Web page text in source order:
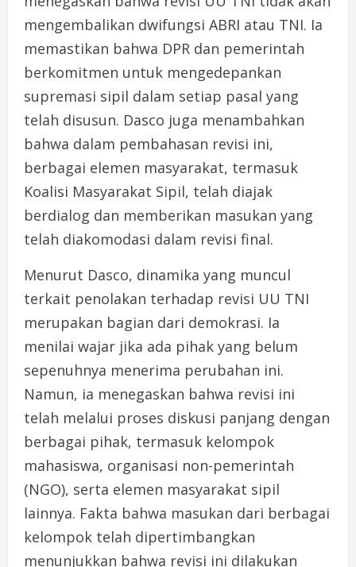
mengembalikan dwifungsi ABRI atau TNI. Ia
memastikan bahwa DPR dan pemerintah
berkomitmen untuk mengedepankan
supremasi sipil dalam setiap pasal yang
telah disusun. Dasco juga menambahkan
bahwa dalam pembahasan revisi ini,
berbagai elemen masyarakat, termasuk
Koalisi Masyarakat Sipil, telah diajak
berdialog dan memberikan masukan yang
telah diakomodasi dalam revisi final.
Menurut Dasco, dinamika yang muncul
terkait penolakan terhadap revisi UU TNI
merupakan bagian dari demokrasi. Ia
menilai wajar jika ada pihak yang belum
sepenuhnya menerima perubahan ini.
Namun, ia menegaskan bahwa revisi ini
telah melalui proses diskusi panjang dengan
berbagai pihak, termasuk kelompok
mahasiswa, organisasi non-pemerintah
(NGO), serta elemen masyarakat sipil
lainnya. Fakta bahwa masukan dari berbagai
kelompok telah dipertimbangkan
menunjukkan bahwa revisi ini dilakukan